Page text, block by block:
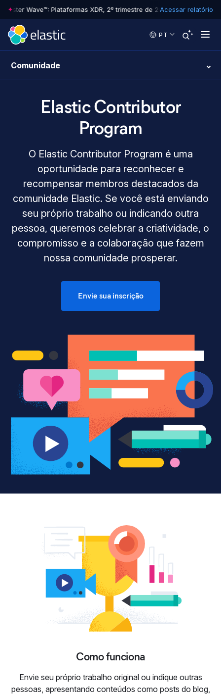
Skip to main content
Wave™: Plataformas XDR, 2º trimestre de 2026 • The Forrester
Acessar relatório
PT
Comunidade
Elastic Contributor
Program
O Elastic Contributor Program é uma
oportunidade para reconhecer e
recompensar membros destacados da
comunidade Elastic. Se você está enviando
seu próprio trabalho ou indicando outra
pessoa, queremos celebrar a criatividade, o
compromisso e a colaboração que fazem
nossa comunidade prosperar.
Envie sua inscrição
Como funciona
Envie seu próprio trabalho original ou indique outras
pessoas, apresentando conteúdos como posts do blog,